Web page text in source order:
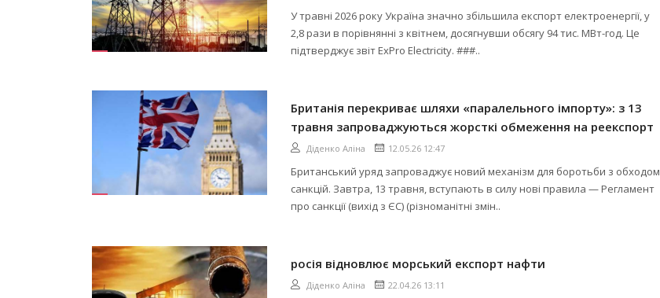
У травні 2026 року Україна значно збільшила експорт електроенергії, у
2,8 рази в порівнянні з квітнем, досягнувши обсягу 94 тис. МВт-год. Це
підтверджує звіт ExPro Electricity. ###..
Британія перекриває шляхи «паралельного імпорту»: з 13
травня запроваджуються жорсткі обмеження на реекспорт
Діденко Аліна 12.05.26 12:47
Британський уряд запроваджує новий механізм для боротьби з обходом
санкцій. Завтра, 13 травня, вступають в силу нові правила — Регламент
про санкції (вихід з ЄС) (різноманітні змін..
росія відновлює морський експорт нафти
Діденко Аліна 22.04.26 13:11